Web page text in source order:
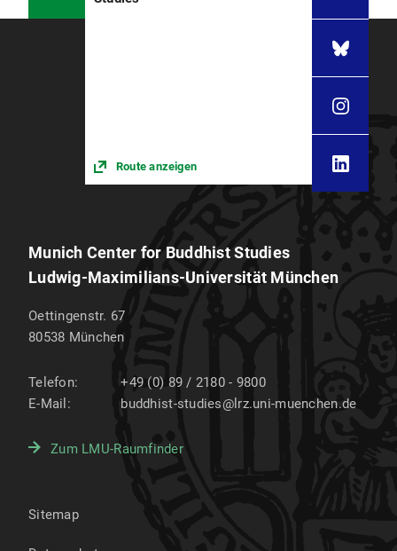
Route anzeigen
Munich Center for Buddhist Studies
Ludwig-Maximilians-Universität München
Oettingenstr. 67
80538 München
Telefon:
+49 (0) 89 / 2180 - 9800
E-Mail:
buddhist-studies@lrz.uni-muenchen.de
Zum LMU-Raumfinder
Sitemap